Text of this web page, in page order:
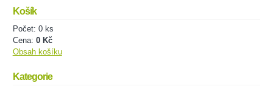
Košík
Počet: 0 ks
Cena: 0 Kč
Obsah košíku
Kategorie